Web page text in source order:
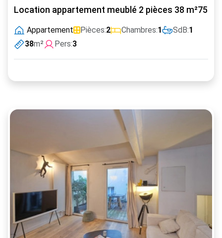
Location appartement meublé 2 pièces 38
Appartement Pièces:2 Chambres:1 SdB:1
38m² Pers:3